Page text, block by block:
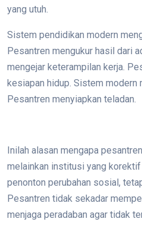
yang utuh.
Sistem pendidikan modern
Pesantren mengukur hasil dari
mengejar keterampilan kerja.
kesiapan hidup. Sistem modern
Pesantren menyiapkan teladan.
Inilah alasan mengapa
melainkan institusi yang
penonton perubahan sosial,
Pesantren tidak sekadar
menjaga peradaban agar tidak